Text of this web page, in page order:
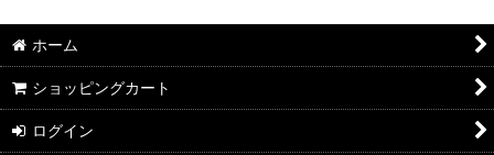
ホーム
ショッピングカート
ログイン